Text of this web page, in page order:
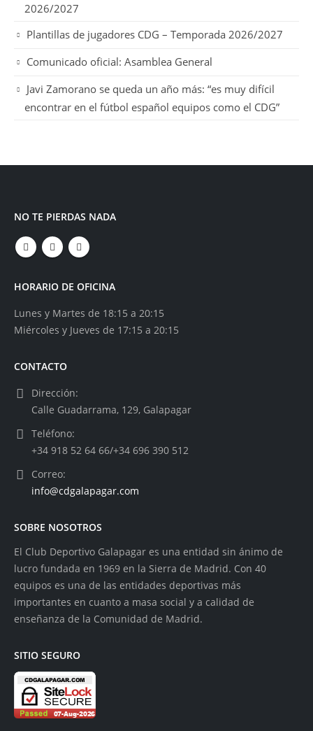
2026/2027
Plantillas de jugadores CDG – Temporada 2026/2027
Comunicado oficial: Asamblea General
Javi Zamorano se queda un año más: “es muy difícil
encontrar en el fútbol español equipos como el CDG”
NO TE PIERDAS NADA
HORARIO DE OFICINA
Lunes y Martes de 18:15 a 20:15
Miércoles y Jueves de 17:15 a 20:15
CONTACTO
Dirección:
Calle Guadarrama, 129, Galapagar
Teléfono:
+34 918 52 64 66/+34 696 390 512
Correo:
info@cdgalapagar.com
SOBRE NOSOTROS
El Club Deportivo Galapagar es una entidad sin ánimo de
lucro fundada en 1969 en la Sierra de Madrid. Con 40
equipos es una de las entidades deportivas más
importantes en cuanto a masa social y a calidad de
enseñanza de la Comunidad de Madrid.
SITIO SEGURO